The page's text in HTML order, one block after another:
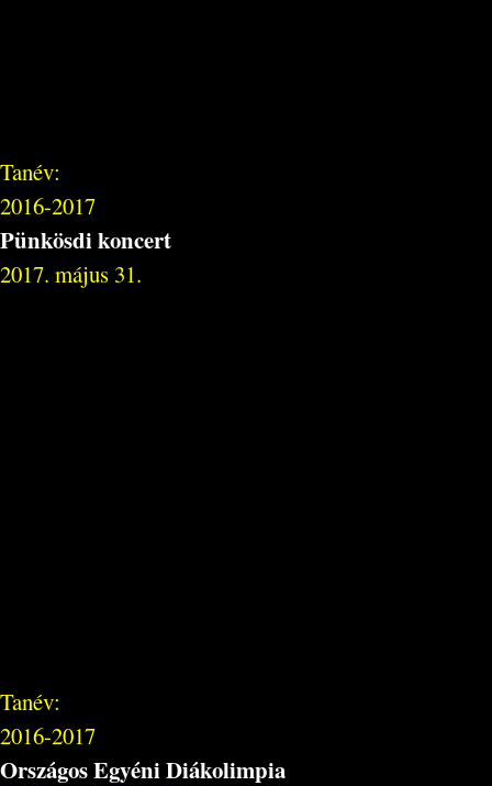
Tanév:
2016-2017
Pünkösdi koncert
2017. május 31.
Tanév:
2016-2017
Országos Egyéni Diákolimpia